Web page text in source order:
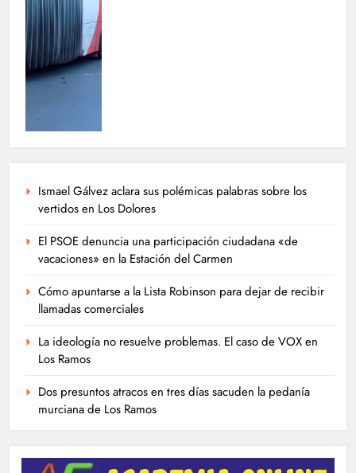
Ismael Gálvez aclara sus polémicas palabras sobre los
vertidos en Los Dolores
El PSOE denuncia una participación ciudadana «de
vacaciones» en la Estación del Carmen
Cómo apuntarse a la Lista Robinson para dejar de recibir
llamadas comerciales
La ideología no resuelve problemas. El caso de VOX en
Los Ramos
Dos presuntos atracos en tres días sacuden la pedanía
murciana de Los Ramos